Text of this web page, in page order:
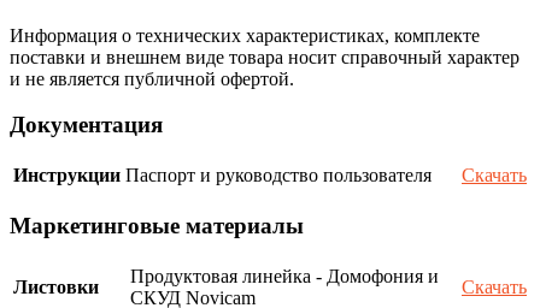
Информация о технических характеристиках, комплекте
поставки и внешнем виде товара носит справочный характер
и не является публичной офертой.
Документация
Инструкции Паспорт и руководство пользователя Скачать
Маркетинговые материалы
Листовки
Продуктовая линейка - Домофония и
СКУД Novicam
Скачать